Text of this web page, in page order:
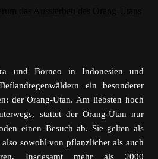
und Borneo in Indonesien und
ein besonderer
der Orang-Utan. Am liebsten hoch
stattet der Orang-Utan nur
einen Besuch ab. Sie gelten als
sowohl von pflanzlicher als auch
Insgesamt mehr als 2000